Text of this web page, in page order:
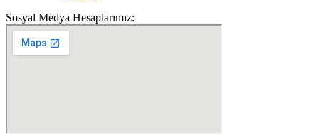
Sosyal Medya Hesaplarımız: